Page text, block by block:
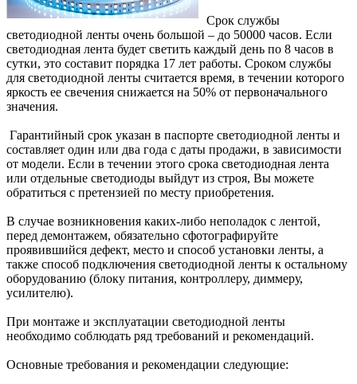
Срок службы
светодиодной ленты очень большой – до 50000 часов. Если
светодиодная лента будет светить каждый день по 8 часов в
сутки, это составит порядка 17 лет работы. Сроком службы
для светодиодной ленты считается время, в течении которого
яркость ее свечения снижается на 50% от первоначального
значения.
Гарантийный срок указан в паспорте светодиодной ленты и
составляет один или два года с даты продажи, в зависимости
от модели. Если в течении этого срока светодиодная лента
или отдельные светодиоды выйдут из строя, Вы можете
обратиться с претензией по месту приобретения.
В случае возникновения каких-либо неполадок с лентой,
перед демонтажем, обязательно сфотографируйте
проявившийся дефект, место и способ установки ленты, а
также способ подключения светодиодной ленты к остальному
оборудованию (блоку питания, контроллеру, диммеру,
усилителю).
При монтаже и эксплуатации светодиодной ленты
необходимо соблюдать ряд требований и рекомендаций.
Основные требования и рекомендации следующие: